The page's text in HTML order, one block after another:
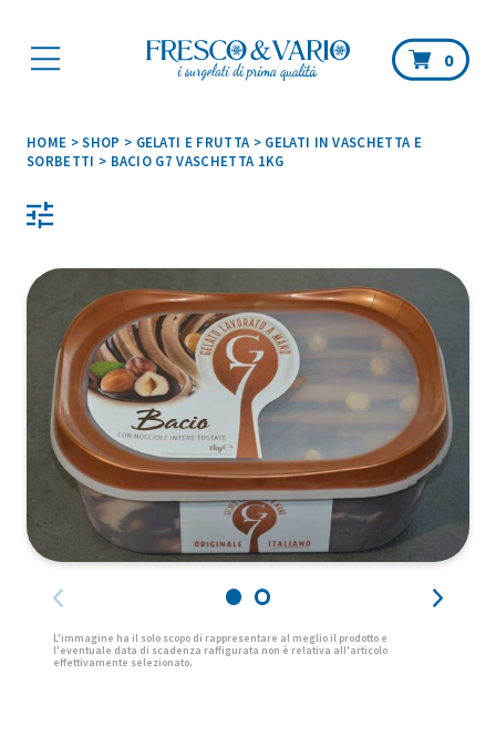
0
HOME >SHOP > GELATI E FRUTTA > GELATI IN VASCHETTA E
SORBETTI > BACIO G7 VASCHETTA 1KG